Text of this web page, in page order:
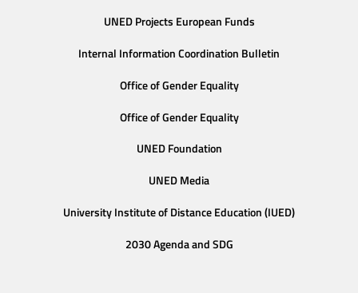
UNED Projects European Funds
Internal Information Coordination Bulletin
Office of Gender Equality
Office of Gender Equality
UNED Foundation
UNED Media
University Institute of Distance Education (IUED)
2030 Agenda and SDG